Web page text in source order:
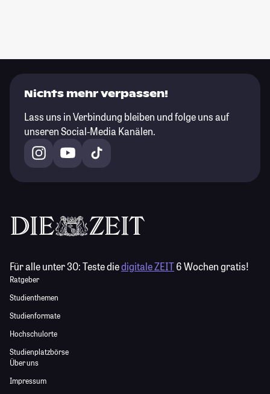
Nichts mehr verpassen!
Lass uns in Verbindung bleiben und folge uns auf
unseren Social-Media Kanälen.
Für alle unter 30:Teste diedigitale ZEIT6 Wochen gratis!
Ratgeber
Studienthemen
Studienformate
Hochschulorte
Studienplatzbörse
Über uns
Impressum